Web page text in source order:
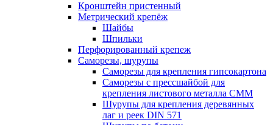
Кронштейн пристенный
Метрический крепёж
Шайбы
Шпильки
Перфорированный крепеж
Саморезы, шурупы
Саморезы для крепления гипсокартона
Саморезы с прессшайбой для
крепления листового металла СММ
Шурупы для крепления деревянных
лаг и реек DIN 571